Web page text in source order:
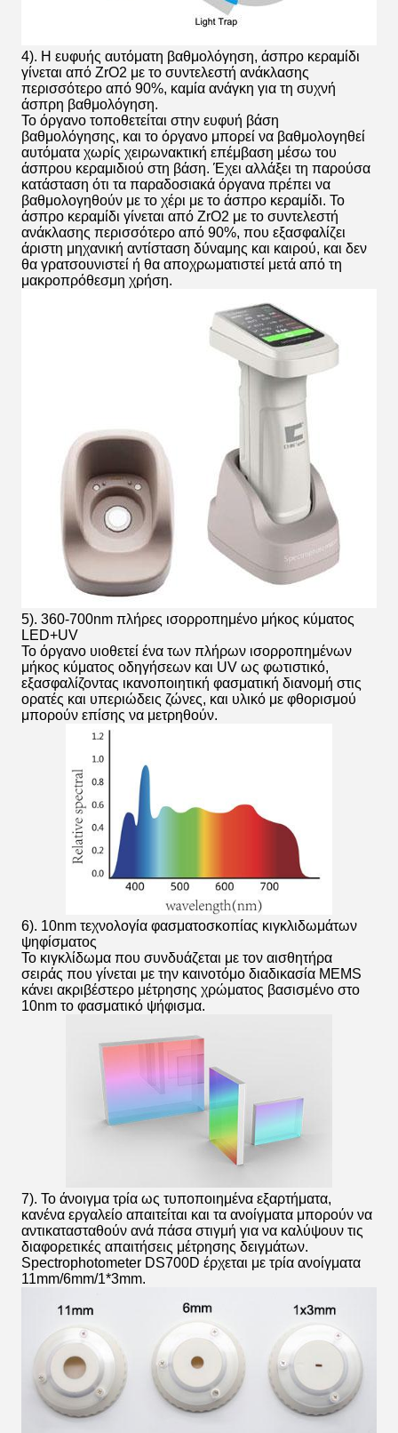
4). Η ευφυής αυτόματη βαθμολόγηση, άσπρο κεραμίδι
γίνεται από ZrO2 με το συντελεστή ανάκλασης
περισσότερο από 90%, καμία ανάγκη για τη συχνή
άσπρη βαθμολόγηση.
Το όργανο τοποθετείται στην ευφυή βάση
βαθμολόγησης, και το όργανο μπορεί να βαθμολογηθεί
αυτόματα χωρίς χειρωνακτική επέμβαση μέσω του
άσπρου κεραμιδιού στη βάση. Έχει αλλάξει τη παρούσα
κατάσταση ότι τα παραδοσιακά όργανα πρέπει να
βαθμολογηθούν με το χέρι με το άσπρο κεραμίδι. Το
άσπρο κεραμίδι γίνεται από ZrO2 με το συντελεστή
ανάκλασης περισσότερο από 90%, που εξασφαλίζει
άριστη μηχανική αντίσταση δύναμης και καιρού, και δεν
θα γρατσουνιστεί ή θα αποχρωματιστεί μετά από τη
μακροπρόθεσμη χρήση.
5). 360-700nm πλήρες ισορροπημένο μήκος κύματος
LED+UV
Το όργανο υιοθετεί ένα των πλήρων ισορροπημένων
μήκος κύματος οδηγήσεων και UV ως φωτιστικό,
εξασφαλίζοντας ικανοποιητική φασματική διανομή στις
ορατές και υπεριώδεις ζώνες, και υλικό με φθορισμού
μπορούν επίσης να μετρηθούν.
6). 10nm τεχνολογία φασματοσκοπίας κιγκλιδωμάτων
ψηφίσματος
Το κιγκλίδωμα που συνδυάζεται με τον αισθητήρα
σειράς που γίνεται με την καινοτόμο διαδικασία MEMS
κάνει ακριβέστερο μέτρησης χρώματος βασισμένο στο
10nm το φασματικό ψήφισμα.
7). Το άνοιγμα τρία ως τυποποιημένα εξαρτήματα,
κανένα εργαλείο απαιτείται και τα ανοίγματα μπορούν να
αντικατασταθούν ανά πάσα στιγμή για να καλύψουν τις
διαφορετικές απαιτήσεις μέτρησης δειγμάτων.
Spectrophotometer DS700D έρχεται με τρία ανοίγματα
11mm/6mm/1*3mm.